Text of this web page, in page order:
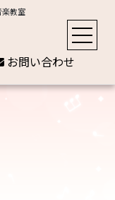
楽教室
お問い合わせ